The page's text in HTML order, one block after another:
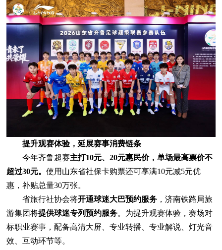
提升观赛体验，延展赛事消费链条
今年齐鲁超赛主打10元、20元惠民价，单场最高票价不
超过30元。使用山东省社保卡购票还可享满10元减5元优
惠，补贴总量30万张。
省旅行社协会将开通球迷大巴预约服务 ，济南铁路局旅
游集团将提供球迷专列预约服务。为提升观赛体验，赛场对
标职业赛事，配备高清大屏、专业转播、专业解说、灯光音
效、互动环节等。